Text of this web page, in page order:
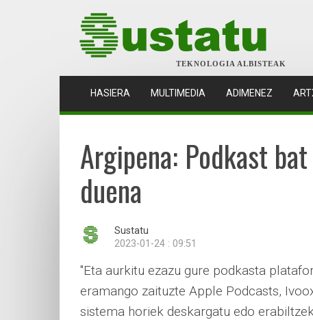
TEKNOLOGIA ALBISTEAK
HASIERA (CURRENT)
MULTIMEDIA ADIMENEZ
Argipena: Podkast
duena
Sustatu
2023-01-24 : 09:51
"Eta aurkitu ezazu gure podkasta
eramango zaituzte Apple Podcasts,
sistema horiek deskargatu edo